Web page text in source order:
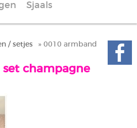
Sjaals
/ setjes
» 0010 armband
champagne